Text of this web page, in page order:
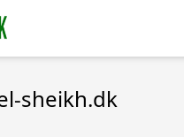
sheikh.dk